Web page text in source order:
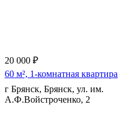
20 000 ₽
60 м², 1-комнатная квартира
г Брянск, Брянск, ул. им.
А.Ф.Войстроченко, 2